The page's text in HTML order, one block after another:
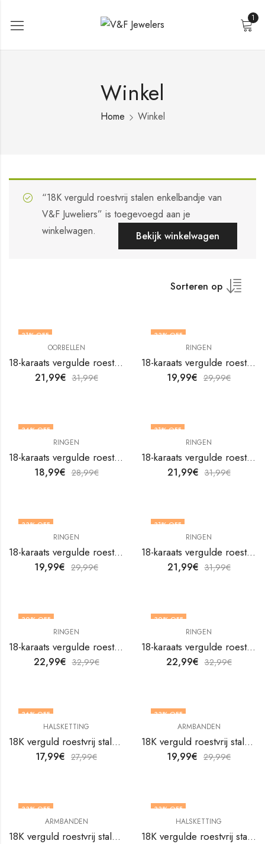
1
Winkel
Home Winkel
“18K verguld roestvrij stalen enkelbandje van
V&F Juweliers” is toegevoegd aan je
winkelwagen.
Bekijk winkelwagen
Sorteren op
31% OFF
OORBELLEN
18-karaats vergulde roestvrijstalen geïnspireerde oorbellen van V&F Jewelers
21,99€ 31,99€
33% OFF
RINGEN
18-karaats vergulde roestvrijstalen hartvingerring van V&F Jewelers
19,99€ 29,99€
34% OFF
RINGEN
18-karaats vergulde roestvrijstalen hartvingerring van V&F Jewelers
18,99€ 28,99€
31% OFF
RINGEN
18-karaats vergulde roestvrijstalen hartvingerring van V&F Jewelers
21,99€ 31,99€
33% OFF
NIET OP VOORRAAD
RINGEN
18-karaats vergulde roestvrijstalen hartvingerring van V&F Jewelers
19,99€ 29,99€
31% OFF
RINGEN
18-karaats vergulde roestvrijstalen hartvingerring van V&F Jewelers
21,99€ 31,99€
30% OFF
RINGEN
18-karaats vergulde roestvrijstalen hartvingerring van V&F Jewelers
22,99€ 32,99€
30% OFF
RINGEN
18-karaats vergulde roestvrijstalen hartvingerring van V&F Jewelers
22,99€ 32,99€
36% OFF
HALSKETTING
18K verguld roestvrij stalen bloemenketting van V&F Juweliers
17,99€ 27,99€
33% OFF
ARMBANDEN
18K verguld roestvrij stalen enkelbandje van V&F Juweliers
19,99€ 29,99€
33% OFF
ARMBANDEN
18K verguld roestvrij stalen enkelbandje van V&F Juweliers
33% OFF
HALSKETTING
18K vergulde roestvrij stalen slangenketting van V&F Juweliers